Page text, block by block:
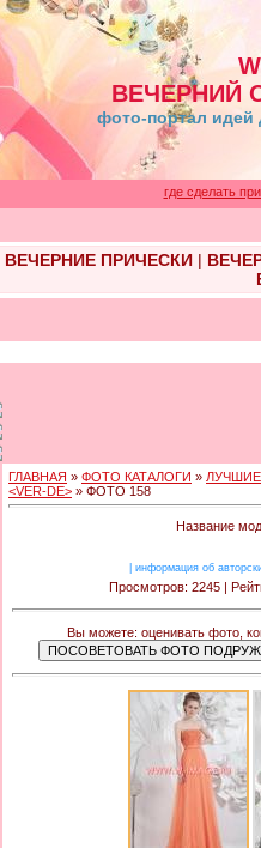
ВЕЧЕРНИЙ
фото-портал идей
где сделать
ВЕЧЕРНИЕ ПРИЧЕСКИ|
ГЛАВНАЯ » ФОТО КАТАЛОГИ »
<VER-DE> » ФОТО 158
Название
информация об
Просмотров: 2245 |
Вы можете: оценивать фото,